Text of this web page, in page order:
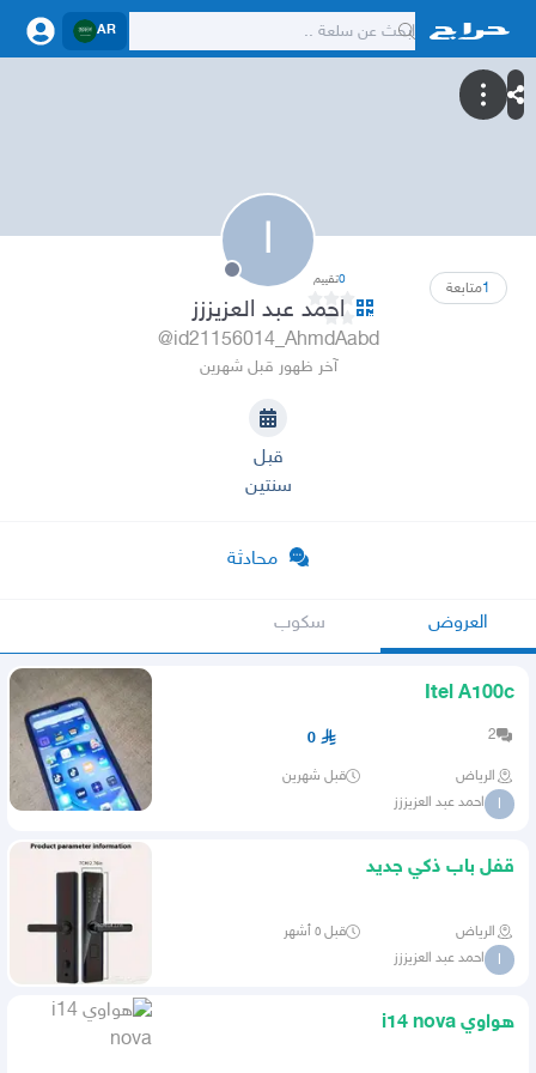
AR
ا
1متابعة 0تقييم
احمد عبد العزيززز
@id21156014_AhmdAabd
آخر ظهور قبل شهرين
قبل
سنتين
محادثة
العروض سكوب
Itel A100c
2
0
الرياض قبل شهرين
ا احمد عبد العزيززز
قفل باب ذكي جديد
الرياض قبل ٥ أشهر
ا احمد عبد العزيززز
هواوي i14 nova